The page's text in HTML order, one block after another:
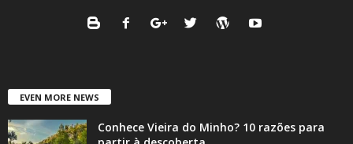
EVEN MORE NEWS
Conhece Vieira do Minho? 10 razões para